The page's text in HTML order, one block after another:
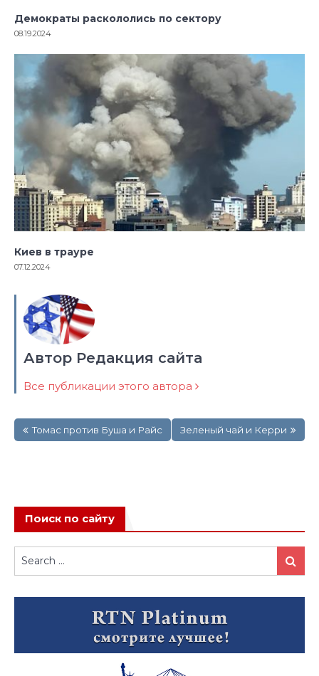
Демократы раскололись по сектору
08.19.2024
Киев в трауре
07.12.2024
Автор Редакция сайта
Все публикации этого автора
поТомас против Буша и Райс Зеленый чай и Керри
Поиск по сайту
Search
for:
Search